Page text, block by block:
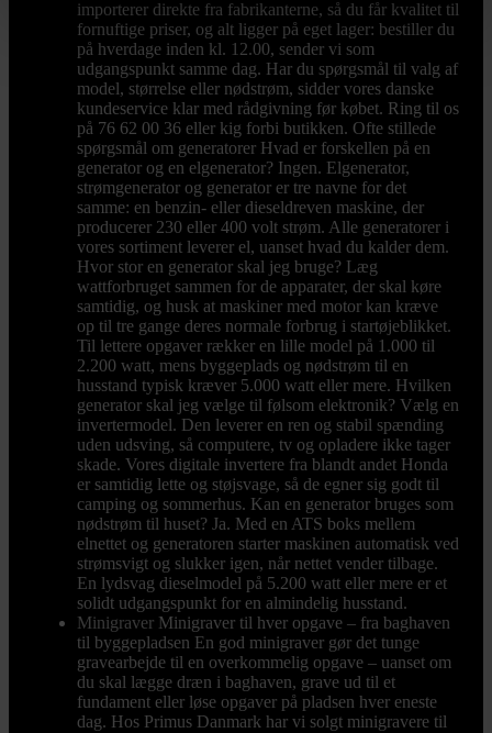
importerer direkte fra fabrikanterne, så du får kvalitet til
fornuftige priser, og alt ligger på eget lager: bestiller du
på hverdage inden kl. 12.00, sender vi som
udgangspunkt samme dag. Har du spørgsmål til valg af
model, størrelse eller nødstrøm, sidder vores danske
kundeservice klar med rådgivning før købet. Ring til os
på 76 62 00 36 eller kig forbi butikken. Ofte stillede
spørgsmål om generatorer Hvad er forskellen på en
generator og en elgenerator? Ingen. Elgenerator,
strømgenerator og generator er tre navne for det
samme: en benzin- eller dieseldreven maskine, der
producerer 230 eller 400 volt strøm. Alle generatorer i
vores sortiment leverer el, uanset hvad du kalder dem.
Hvor stor en generator skal jeg bruge? Læg
wattforbruget sammen for de apparater, der skal køre
samtidig, og husk at maskiner med motor kan kræve
op til tre gange deres normale forbrug i startøjeblikket.
Til lettere opgaver rækker en lille model på 1.000 til
2.200 watt, mens byggeplads og nødstrøm til en
husstand typisk kræver 5.000 watt eller mere. Hvilken
generator skal jeg vælge til følsom elektronik? Vælg en
invertermodel. Den leverer en ren og stabil spænding
uden udsving, så computere, tv og opladere ikke tager
skade. Vores digitale invertere fra blandt andet Honda
er samtidig lette og støjsvage, så de egner sig godt til
camping og sommerhus. Kan en generator bruges som
nødstrøm til huset? Ja. Med en ATS boks mellem
elnettet og generatoren starter maskinen automatisk ved
strømsvigt og slukker igen, når nettet vender tilbage.
En lydsvag dieselmodel på 5.200 watt eller mere er et
solidt udgangspunkt for en almindelig husstand.
Minigraver Minigraver til hver opgave – fra baghaven
til byggepladsen En god minigraver gør det tunge
gravearbejde til en overkommelig opgave – uanset om
du skal lægge dræn i baghaven, grave ud til et
fundament eller løse opgaver på pladsen hver eneste
dag. Hos Primus Danmark har vi solgt minigravere til